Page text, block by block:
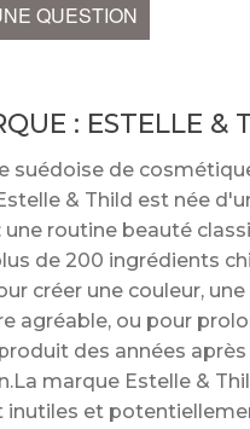
QUESTION
: ESTELLE &
suédoise de
& Thild est née
une routine beauté
de 200 ingrédients
créer une couleur,
agréable, ou pour
des années après
marque Estelle &
inutiles et